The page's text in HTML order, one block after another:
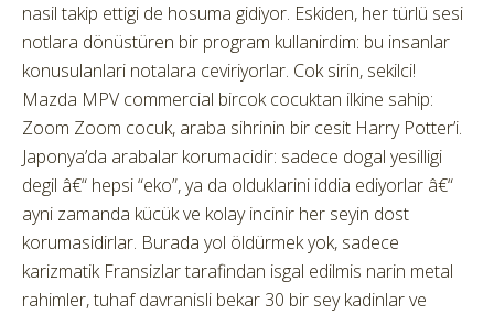
nasil takip ettigi de hosuma gidiyor. Eskiden, her türlü sesi
notlara dönüstüren bir program kullanirdim: bu insanlar
konusulanlari notalara ceviriyorlar. Cok sirin, sekilci!
Mazda MPV commercial bircok cocuktan ilkine sahip:
Zoom Zoom cocuk, araba sihrinin bir cesit Harry Potter’i.
Japonya’da arabalar korumacidir: sadece dogal yesilligi
degil â€“ hepsi “eko”, ya da olduklarini iddia ediyorlar â€“
ayni zamanda kücük ve kolay incinir her seyin dost
korumasidirlar. Burada yol öldürmek yok, sadece
karizmatik Fransizlar tarafindan isgal edilmis narin metal
rahimler, tuhaf davranisli bekar 30 bir sey kadinlar ve